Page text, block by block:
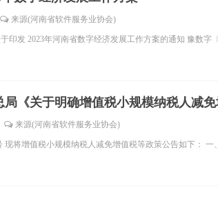
来源(河南省软件服务业协会)
印发 2023年河南省数字经济发展工作方案的通知 豫数字
局《关于明确增值税小规模纳税人减免
来源(河南省软件服务业协会)
现将增值税小规模纳税人减免增值税等政策公告如下： 一